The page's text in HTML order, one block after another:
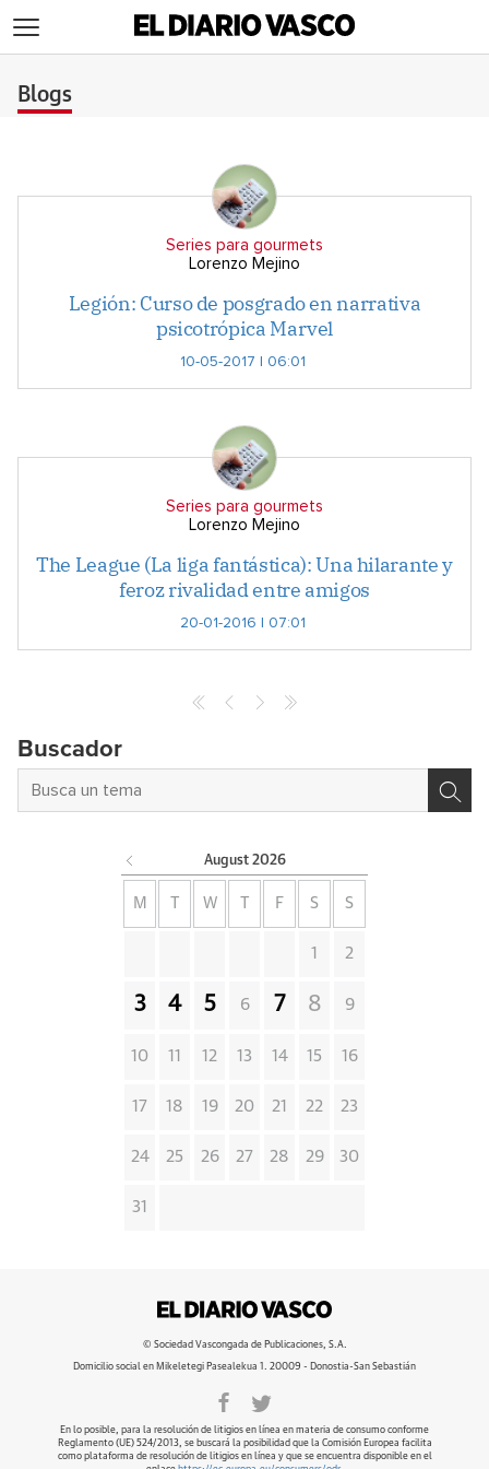
Blogs
Series para gourmets
Lorenzo Mejino
Legión: Curso de posgrado en narrativa
psicotrópica Marvel
10-05-2017 | 06:01
Series para gourmets
Lorenzo Mejino
The League (La liga fantástica): Una hilarante y
feroz rivalidad entre amigos
20-01-2016 | 07:01
Buscador
August 2026
M W F S S
1 2
3 4 5 6 7 8 9
10 11 12 13 14 15 16
17 18 19 20 21 22 23
24 25 26 27 28 29 30
31
© Sociedad Vascongada de Publicaciones, S.A.
Domicilio social en Mikeletegi Pasealekua 1. 20009 - Donostia-San Sebastián
En lo posible, para la resolución de litigios en línea en materia de consumo conforme
Reglamento (UE) 524/2013, se buscará la posibilidad que la Comisión Europea facilita
como plataforma de resolución de litigios en línea y que se encuentra disponible en el